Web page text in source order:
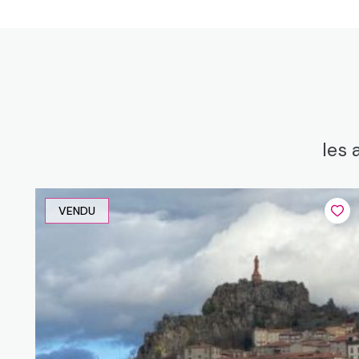
les
VENDU